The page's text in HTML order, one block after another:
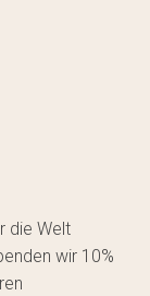
die Welt
wir 10%